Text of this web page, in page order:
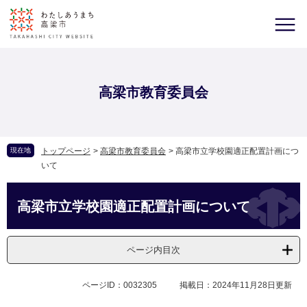
高梁市教育委員会
現在地 トップページ > 高梁市教育委員会 > 高梁市立学校園適正配置計画につ
いて
高梁市立学校園適正配置計画について
ページ内目次
ページID：0032305 掲載日：2024年11月28日更新